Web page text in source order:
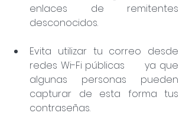
enlaces de remitentes
desconocidos.
Evita utilizar tu correo desde
redes Wi-Fi públicas      ya que
algunas personas pueden
capturar de esta forma tus
contraseñas.